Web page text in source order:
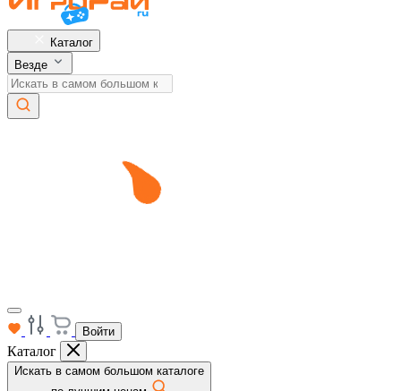
Каталог
Везде
Войти
Каталог
Искать в самом большом каталоге